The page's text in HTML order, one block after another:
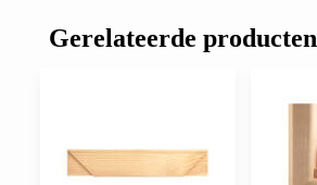
Gerelateerde producten